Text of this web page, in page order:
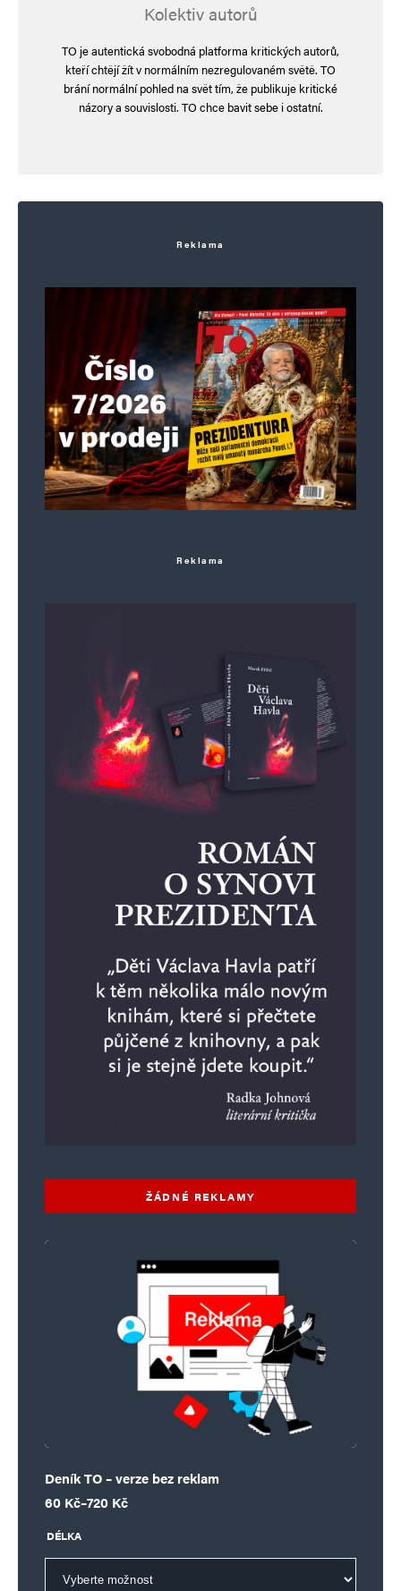
Kolektiv autorů
TO je autentická svobodná platforma kritických autorů,
kteří chtějí žít v normálním nezregulovaném světě. TO
brání normální pohled na svět tím, že publikuje kritické
názory a souvislosti. TO chce bavit sebe i ostatní.
Reklama
Reklama
ŽÁDNÉ REKLAMY
Deník TO – verze bez reklam
60 Kč–720 Kč
Rozpětí cen: 60 Kč až 720 Kč
DÉLKA